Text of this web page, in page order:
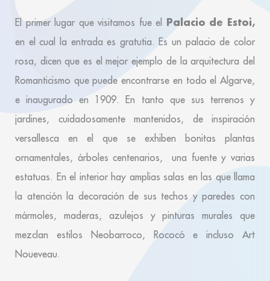
El primer lugar que visitamos fue el Palacio de Estoi,
en el cual la entrada es gratutia. Es un palacio de color
rosa, dicen que es el mejor ejemplo de la arquitectura del
Romanticismo que puede encontrarse en todo el Algarve,
e inaugurado en 1909. En tanto que sus terrenos y
jardines, cuidadosamente mantenidos, de inspiración
versallesca en el que se exhiben bonitas plantas
ornamentales, árboles centenarios, una fuente y varias
estatuas. En el interior hay amplias salas en las que llama
la atención la decoración de sus techos y paredes con
mármoles, maderas, azulejos y pinturas murales que
mezclan estilos Neobarroco, Rococó e incluso Art
Noueveau.